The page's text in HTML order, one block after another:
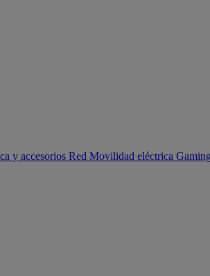
y accesorios Red Movilidad eléctrica